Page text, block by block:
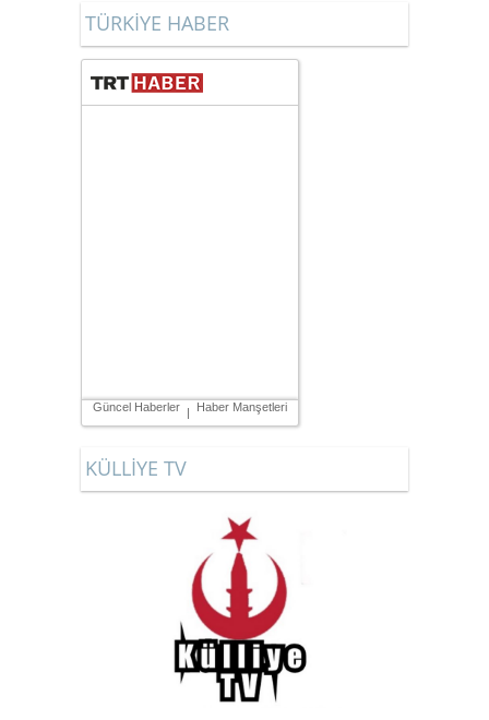
HADDİNİ BİLMEKTİR. İÇAN’LI
BAĞLI OLMAK, BEN İÇAN’LIYIM
DİYEBİLMEKTİR.
TÜRKİYE HABER
Güncel Haberler | Haber Manşetleri
KÜLLİYE TV